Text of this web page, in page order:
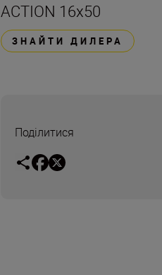
ACTION 16x50
ЗНАЙТИ ДИЛЕРА
Поділитися